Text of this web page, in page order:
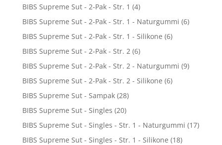
BIBS Supreme Sut - 2-Pak - Str. 1 (4)
BIBS Supreme Sut - 2-Pak - Str. 1 - Naturgummi (6)
BIBS Supreme Sut - 2-Pak - Str. 1 - Silikone (6)
BIBS Supreme Sut - 2-Pak - Str. 2 (6)
BIBS Supreme Sut - 2-Pak - Str. 2 - Naturgummi (9)
BIBS Supreme Sut - 2-Pak - Str. 2 - Silikone (6)
BIBS Supreme Sut - Sampak (28)
BIBS Supreme Sut - Singles (20)
BIBS Supreme Sut - Singles - Str. 1 - Naturgummi (17)
BIBS Supreme Sut - Singles - Str. 1 - Silikone (18)